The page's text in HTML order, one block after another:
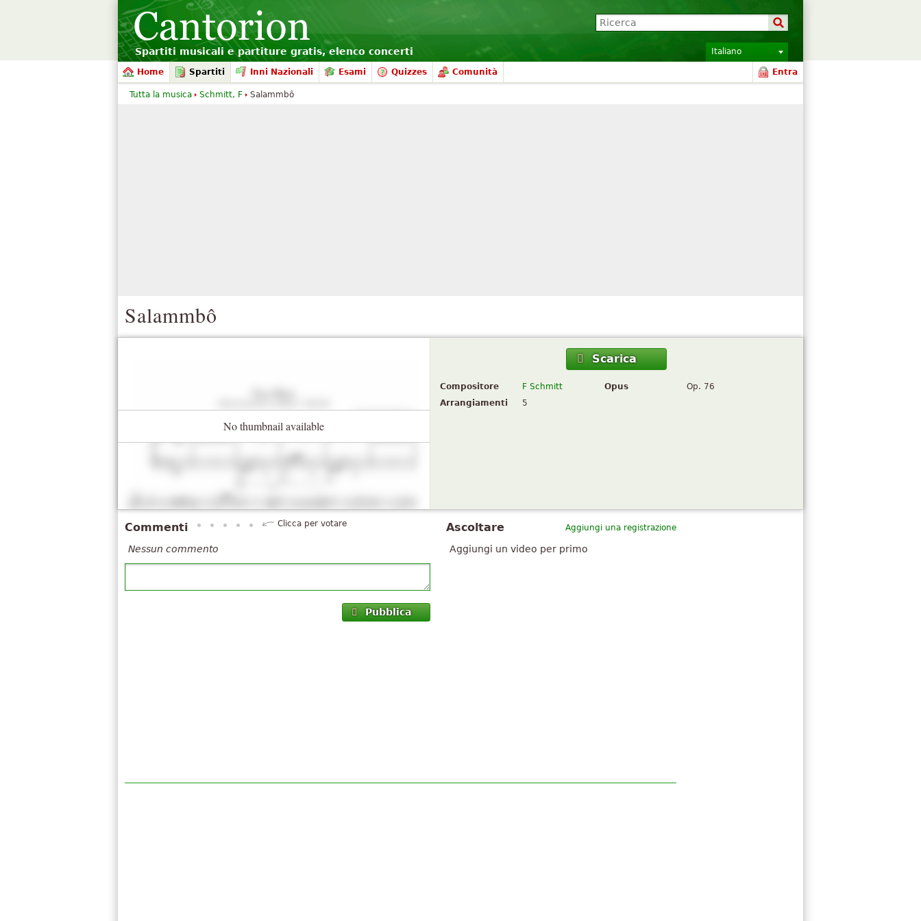
Spartiti musicali e partiture gratis, elenco concerti Italiano
Home Spartiti Inni Nazionali Esami Quizzes Comunità Entra
Salammbô
No thumbnail available
Scarica
Compositore F Schmitt Opus
Op. 76
Arrangiamenti
5
Aggiungi una registrazione
Ascoltare
Aggiungi un video per primo
Commenti Clicca per votare
Nessun commento
Pubblica
Tutta la musica Schmitt, F Salammbô